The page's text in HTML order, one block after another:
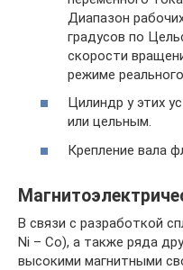
Диапазон
градусов по
скорости
режиме
Цилиндр у этих
или цельным.
Крепление вала
В связи с разработкой
Ni – Co), а также ряда
высокими магнитными